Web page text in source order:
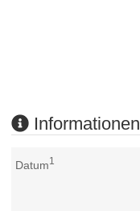
Informationen
Datum1